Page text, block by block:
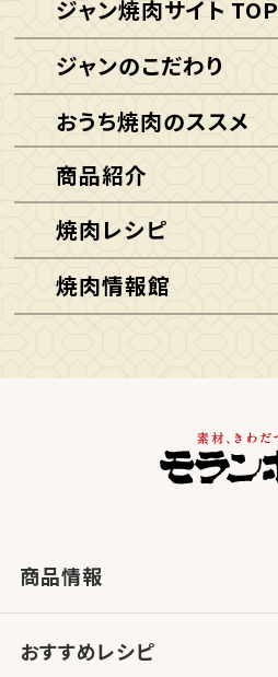
ジャン焼肉サイト TOP
ジャンのこだわり
おうち焼肉のススメ
商品紹介
焼肉レシピ
焼肉情報館
商品情報
おすすめレシピ